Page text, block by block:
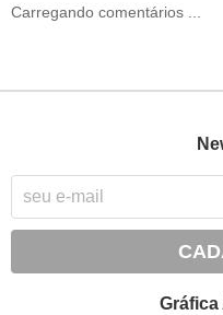
Carregando comentários ...